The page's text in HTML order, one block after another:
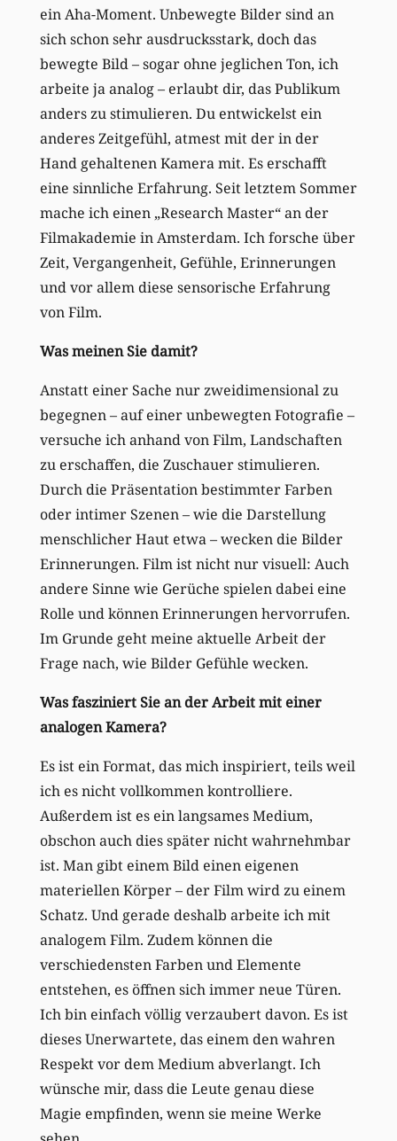
ein Aha-Moment. Unbewegte Bilder sind an
sich schon sehr ausdrucksstark, doch das
bewegte Bild – sogar ohne jeglichen Ton, ich
arbeite ja analog – erlaubt dir, das Publikum
anders zu stimulieren. Du entwickelst ein
anderes Zeitgefühl, atmest mit der in der
Hand gehaltenen Kamera mit. Es erschafft
eine sinnliche Erfahrung. Seit letztem Sommer
mache ich einen „Research Master“ an der
Filmakademie in Amsterdam. Ich forsche über
Zeit, Vergangenheit, Gefühle, Erinnerungen
und vor allem diese sensorische Erfahrung
von Film.
Was meinen Sie damit?
Anstatt einer Sache nur zweidimensional zu
begegnen – auf einer unbewegten Fotografie –
versuche ich anhand von Film, Landschaften
zu erschaffen, die Zuschauer stimulieren.
Durch die Präsentation bestimmter Farben
oder intimer Szenen – wie die Darstellung
menschlicher Haut etwa – wecken die Bilder
Erinnerungen. Film ist nicht nur visuell: Auch
andere Sinne wie Gerüche spielen dabei eine
Rolle und können Erinnerungen hervorrufen.
Im Grunde geht meine aktuelle Arbeit der
Frage nach, wie Bilder Gefühle wecken.
Was fasziniert Sie an der Arbeit mit einer
analogen Kamera?
Es ist ein Format, das mich inspiriert, teils weil
ich es nicht vollkommen kontrolliere.
Außerdem ist es ein langsames Medium,
obschon auch dies später nicht wahrnehmbar
ist. Man gibt einem Bild einen eigenen
materiellen Körper – der Film wird zu einem
Schatz. Und gerade deshalb arbeite ich mit
analogem Film. Zudem können die
verschiedensten Farben und Elemente
entstehen, es öffnen sich immer neue Türen.
Ich bin einfach völlig verzaubert davon. Es ist
dieses Unerwartete, das einem den wahren
Respekt vor dem Medium abverlangt. Ich
wünsche mir, dass die Leute genau diese
Magie empfinden, wenn sie meine Werke